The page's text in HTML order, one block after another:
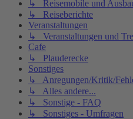
↳ Reisemobile und
↳ Reiseberichte
Veranstaltungen
↳ Veranstaltungen und
Cafe
↳ Plauderecke
Sonstiges
↳ Anregungen/Kritik/
↳ Alles andere...
↳ Sonstige - FAQ
↳ Sonstiges - Umfragen